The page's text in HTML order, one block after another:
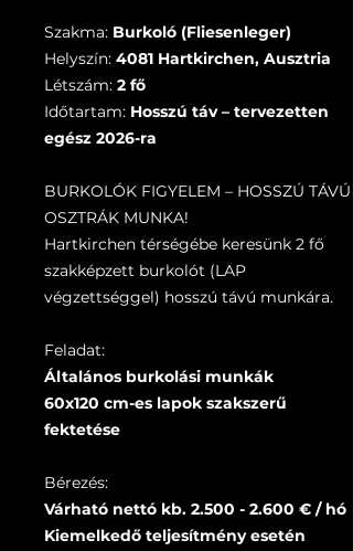
Szakma: Burkoló (Fliesenleger)
Helyszín: 4081 Hartkirchen, Ausztria
Létszám: 2 fő
Időtartam: Hosszú táv – tervezetten
egész 2026-ra
BURKOLÓK FIGYELEM – HOSSZÚ TÁVÚ
OSZTRÁK MUNKA!
Hartkirchen térségébe keresünk 2 fő
szakképzett burkolót (LAP
végzettséggel) hosszú távú munkára.
Feladat:
Általános burkolási munkák
60x120 cm-es lapok szakszerű
fektetése
Bérezés:
Várható nettó kb. 2.500 - 2.600 € / hó
Kiemelkedő teljesítmény esetén